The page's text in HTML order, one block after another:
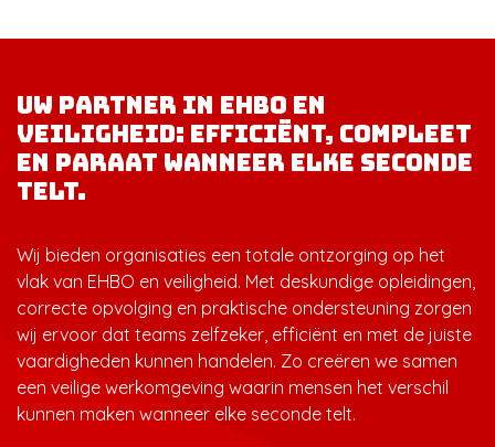
Uw partner in EHBO en
veiligheid: efficiënt, compleet
en paraat wanneer elke seconde
telt.
Wij bieden organisaties een totale ontzorging op het
vlak van EHBO en veiligheid. Met deskundige opleidingen,
correcte opvolging en praktische ondersteuning zorgen
wij ervoor dat teams zelfzeker, efficiënt en met de juiste
vaardigheden kunnen handelen. Zo creëren we samen
een veilige werkomgeving waarin mensen het verschil
kunnen maken wanneer elke seconde telt.